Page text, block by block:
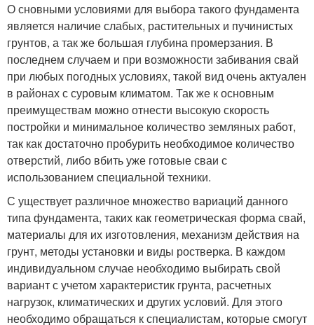
О сновными условиями для выбора такого фундамента
является наличие слабых, растительных и пучинистых
грунтов, а так же большая глубина промерзания. В
последнем случаем и при возможности забивания свай
при любых погодных условиях, такой вид очень актуален
в районах с суровым климатом. Так же к основным
преимуществам можно отнести высокую скорость
постройки и минимальное количество земляных работ,
так как достаточно пробурить необходимое количество
отверстий, либо вбить уже готовые сваи с
использованием специальной техники.
С уществует различное множество вариаций данного
типа фундамента, таких как геометрическая форма свай,
материалы для их изготовления, механизм действия на
грунт, методы установки и виды ростверка. В каждом
индивидуальном случае необходимо выбирать свой
вариант с учетом характеристик грунта, расчетных
нагрузок, климатических и других условий. Для этого
необходимо обращаться к специалистам, которые смогут